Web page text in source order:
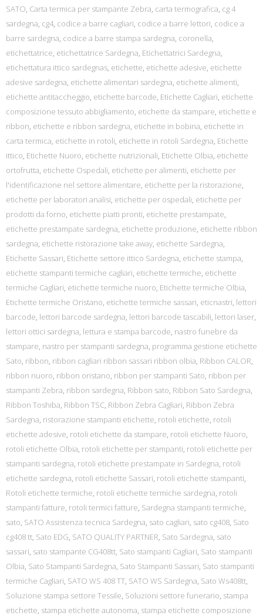
SATO, Carta termica per stampante Zebra, carta termografica, cg 4
sardegna, cg4, codice a barre cagliari, codice a barre lettori, codice a
barre sardegna, codice a barre stampa sardegna, coronella,
etichettatrice, etichettatrice Sardegna, Etichettatrici Sardegna,
etichettatura ittico sardegnas, etichette, etichette adesive, etichette
adesive sardegna, etichette alimentari sardegna, etichette alimenti,
etichette antitaccheggio, etichette barcode, Etichette Cagliari, etichette
composizione tessuto abbigliamento, etichette da stampare, etichette e
ribbon, etichette e ribbon sardegna, etichette in bobina, etichette in
carta termica, etichette in rotoli, etichette in rotoli Sardegna, Etichette
ittico, Etichette Nuoro, etichette nutrizionali, Etichette Olbia, etichette
ortofrutta, etichette Ospedali, etichette per alimenti, etichette per
l'identificazione nel settore alimentare, etichette per la ristorazione,
etichette per laboratori analisi, etichette per ospedali, etichette per
prodotti da forno, etichette piatti pronti, etichette prestampate,
etichette prestampate sardegna, etichette produzione, etichette ribbon
sardegna, etichette ristorazione take away, etichette Sardegna,
Etichette Sassari, Etichette settore ittico Sardegna, etichette stampa,
etichette stampanti termiche cagliari, etichette termiche, etichette
termiche Cagliari, etichette termiche nuoro, Etichette termiche Olbia,
Etichette termiche Oristano, etichette termiche sassari, eticnastri, lettori
barcode, lettori barcode sardegna, lettori barcode tascabili, lettori laser,
lettori ottici sardegna, lettura e stampa barcode, nastro funebre da
stampare, nastro per stampanti sardegna, programma gestione etichette
Sato, ribbon, ribbon cagliari ribbon sassari ribbon olbia, Ribbon CALOR,
ribbon nuoro, ribbon oristano, ribbon per stampanti Sato, ribbon per
stampanti Zebra, ribbon sardegna, Ribbon sato, Ribbon Sato Sardegna,
Ribbon Toshiba, Ribbon TSC, Ribbon Zebra Cagliari, Ribbon Zebra
Sardegna, ristorazione stampanti etichette, rotoli etichette, rotoli
etichette adesive, rotoli etichette da stampare, rotoli etichette Nuoro,
rotoli etichette Olbia, rotoli etichette per stampanti, rotoli etichette per
stampanti sardegna, rotoli etichette prestampate in Sardegna, rotoli
etichette sardegna, rotoli etichette Sassari, rotoli etichette stampanti,
Rotoli etichette termiche, rotoli etichette termiche sardegna, rotoli
stampanti fatture, rotoli termici fatture, Sardegna stampanti termiche,
sato, SATO Assistenza tecnica Sardegna, sato cagliari, sato cg408, Sato
cg408 tt, Sato EDG, SATO QUALITY PARTNER, Sato Sardegna, sato
sassari, sato stampante CG408tt, Sato stampanti Cagliari, Sato stampanti
Olbia, Sato Stampanti Sardegna, Sato Stampanti Sassari, Sato stampanti
termiche Cagliari, SATO WS 408 TT, SATO WS Sardegna, Sato Ws408tt,
Soluzione stampa settore Tessile, Soluzioni settore funerario, stampa
etichette, stampa etichette autonoma, stampa etichette composizione